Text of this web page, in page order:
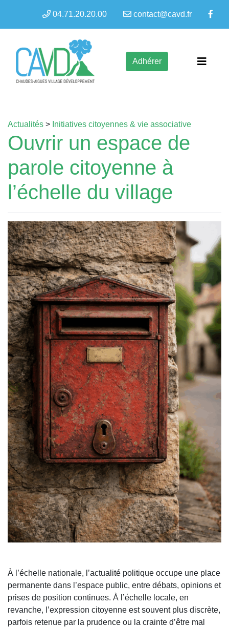
04.71.20.20.00 contact@cavd.fr
Adhérer
Actualités > Initiatives citoyennes & vie associative
Ouvrir un espace de
parole citoyenne à
l’échelle du village
À l’échelle nationale, l’actualité politique occupe une place
permanente dans l’espace public, entre débats, opinions et
prises de position continues. À l’échelle locale, en
revanche, l’expression citoyenne est souvent plus discrète,
parfois retenue par la prudence ou la crainte d’être mal